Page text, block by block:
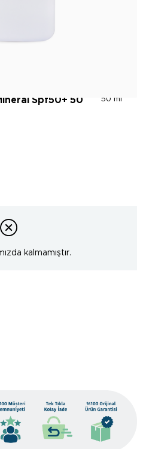
50 ml
Spf50+ 50
kalmamıştır.